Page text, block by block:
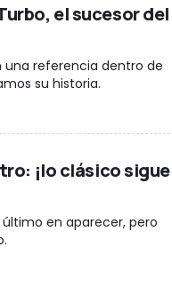
el sucesor del
una referencia dentro de
su historia.
¡lo clásico sigue
último en aparecer, pero